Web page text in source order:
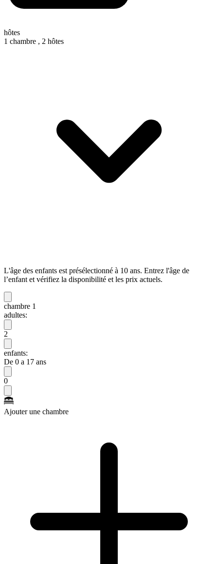
hôtes
1 chambre , 2 hôtes
L'âge des enfants est présélectionné à 10 ans. Entrez l'âge de
l’enfant et vérifiez la disponibilité et les prix actuels.
chambre 1
adultes:
2
enfants:
De 0 a 17 ans
0
Ajouter une chambre